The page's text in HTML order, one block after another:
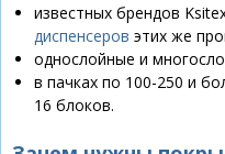
известных брендов
диспенсеров этих же
однослойные и
в пачках по 100-250 и
16 блоков.